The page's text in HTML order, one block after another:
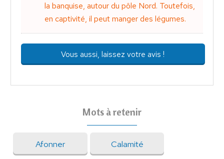
la banquise, autour du pôle Nord. Toutefois,
en captivité, il peut manger des légumes.
Vous aussi, laissez votre avis !
Mots à retenir
Afonner Calamité